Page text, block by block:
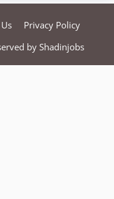
Privacy Policy
by Shadinjobs